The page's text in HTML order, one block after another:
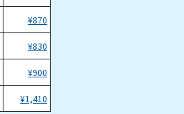
¥870
¥830
¥900
¥1,410